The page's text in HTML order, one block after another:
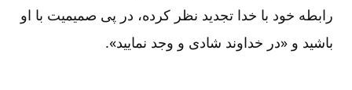
رابطه خود با خدا تجدید نظر کرده، در پی صمیمیت با او
باشید و «در خداوند شادی و وجد نمایید».